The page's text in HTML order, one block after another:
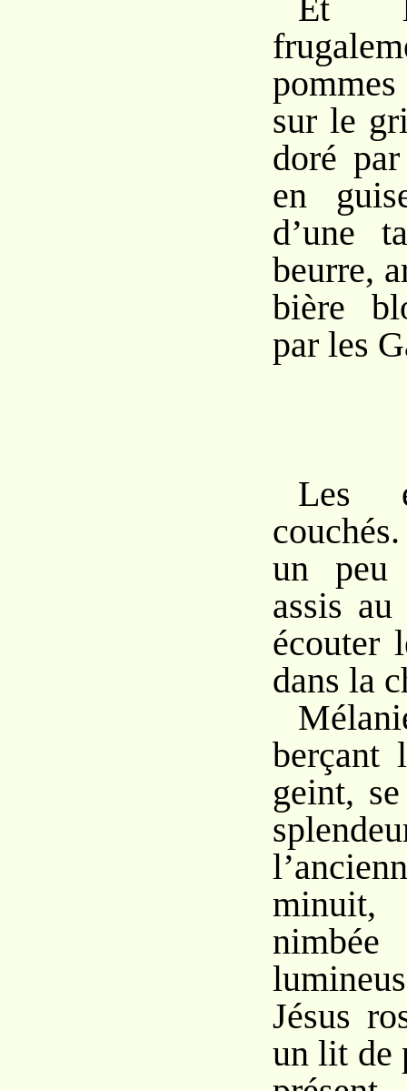
Et
sur le
doré
en
d’une
beurre,
bière
par les
Les
un peu
assis
écouter
dans la
berçant
geint,
Jésus
un lit de